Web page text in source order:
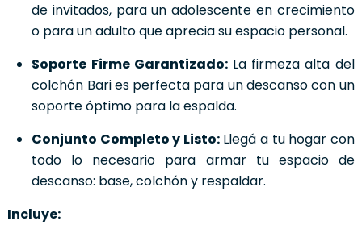
de invitados, para un adolescente en crecimiento
o para un adulto que aprecia su espacio personal.
Soporte Firme Garantizado:La firmeza alta del
colchón Bari es perfecta para un descanso con un
soporte óptimo para la espalda.
Conjunto Completo y Listo:Llegá a tu hogar con
todo lo necesario para armar tu espacio de
descanso: base, colchón y respaldar.
Incluye: